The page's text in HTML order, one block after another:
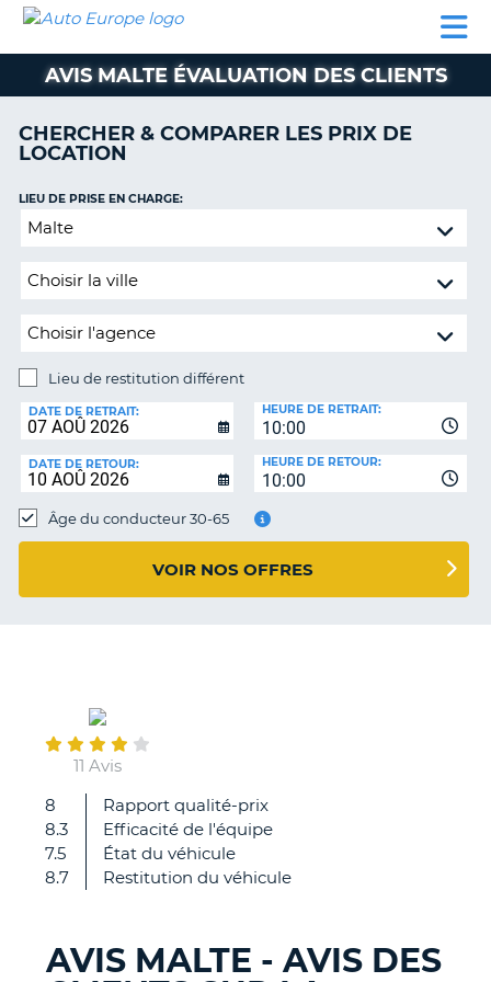
LOCATION
VOITURE
CAMPING-
CAR
CLIENT
AUTO
EUROPE
LOCATION
VOITURE
CAMPING-
CAR
PARTENAIRES
SUPPORT
CLIENT
COMPTE
MA
AVIS MALTE ÉVALUATION DES CLIENTS
CHERCHER & COMPARER LES PRIX DE
LOCATION
Lieu
restitution
LIEU DE PRISE EN CHARGE:
Lieu de restitution différent
DE
RESTITUTION:
DATE DE RETRAIT:
10:00
HEURE DE RETRAIT:
DATE DE RETOUR:
10:00
HEURE DE RETOUR:
Âge du conducteur 30-65
VOIR NOS OFFRES
11 Avis
8
8.3
7.5
8.7
Rapport qualité-prix
Efficacité de l'équipe
État du véhicule
Restitution du véhicule
rapide
et
clair
retour
AVIS MALTE - AVIS DES